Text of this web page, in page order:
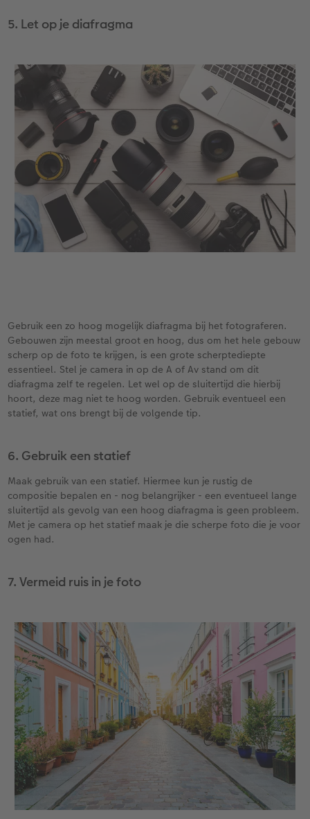
5. Let op je diafragma
Gebruik een zo hoog mogelijk diafragma bij het fotograferen.
Gebouwen zijn meestal groot en hoog, dus om het hele gebouw
scherp op de foto te krijgen, is een grote scherptediepte
essentieel. Stel je camera in op de A of Av stand om dit
diafragma zelf te regelen. Let wel op de sluitertijd die hierbij
hoort, deze mag niet te hoog worden. Gebruik eventueel een
statief, wat ons brengt bij de volgende tip.
6. Gebruik een statief
Maak gebruik van een statief. Hiermee kun je rustig de
compositie bepalen en - nog belangrijker - een eventueel lange
sluitertijd als gevolg van een hoog diafragma is geen probleem.
Met je camera op het statief maak je die scherpe foto die je voor
ogen had.
7. Vermeid ruis in je foto